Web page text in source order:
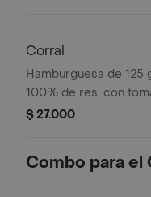
Corral
Hamburguesa de 125
100% de res, con
cebolla en rodajas,
$ 27.000
Combo para el